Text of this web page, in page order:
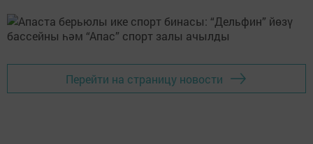
Перейти на страницу новости